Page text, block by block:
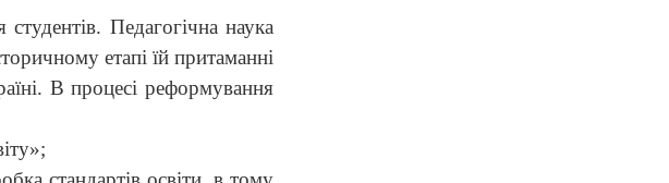
Педагогічна наука
етапі їй притаманні
В процесі реформування